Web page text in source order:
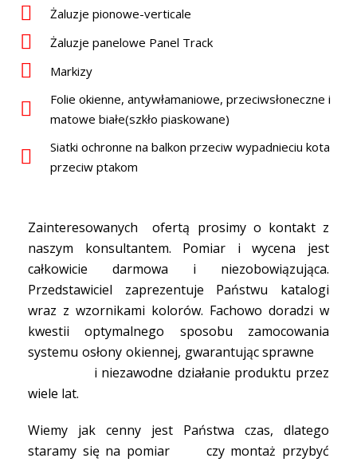
Żaluzje pionowe-verticale
Żaluzje panelowe Panel Track
Markizy
Folie okienne, antywłamaniowe, przeciwsłoneczne i
matowe białe(szkło piaskowane)
Siatki ochronne na balkon przeciw wypadnieciu kota
przeciw ptakom
Zainteresowanych ofertą prosimy o kontakt z
naszym konsultantem. Pomiar i wycena jest
całkowicie darmowa i niezobowiązująca.
Przedstawiciel zaprezentuje Państwu katalogi
wraz z wzornikami kolorów. Fachowo doradzi w
kwestii optymalnego sposobu zamocowania
systemu osłony okiennej, gwarantując sprawne
i niezawodne działanie produktu przez
wiele lat.
Wiemy jak cenny jest Państwa czas, dlatego
staramy się na pomiar czy montaż przybyć